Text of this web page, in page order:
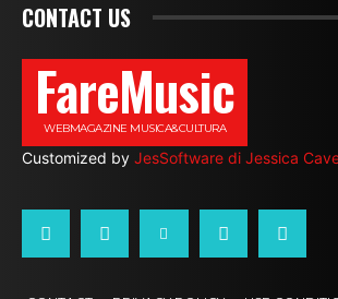
CONTACT US
FareMusic
WEBMAGAZINE MUSICA&CULTURA
Customized by JesSoftware di Jessica